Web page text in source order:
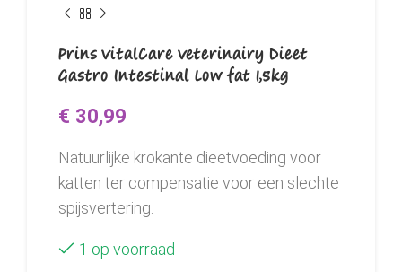
Prins VitalCare Veterinairy Dieet
Gastro Intestinal Low fat 1,5kg
€ 30,99
Natuurlijke krokante dieetvoeding voor
katten ter compensatie voor een slechte
spijsvertering.
1 op voorraad